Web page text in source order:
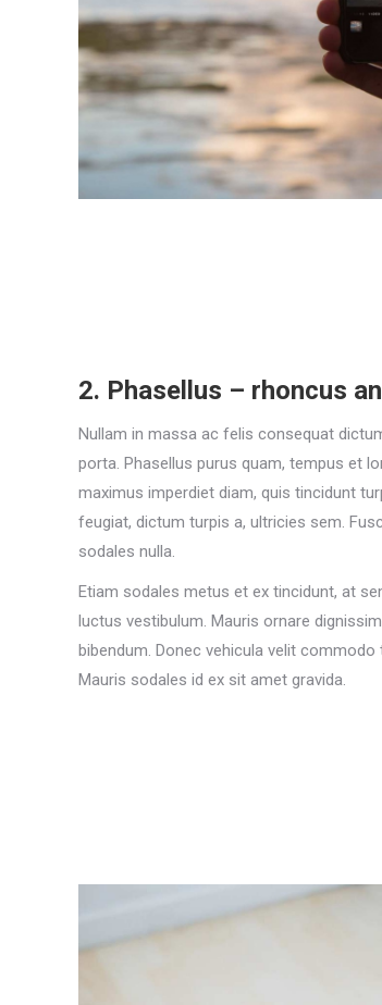
2. Phasellus – rhoncus
Nullam in massa ac felis consequat
porta. Phasellus purus quam, tempus et
maximus imperdiet diam, quis tincidunt
feugiat, dictum turpis a, ultricies sem.
sodales nulla.
Etiam sodales metus et ex tincidunt, at
luctus vestibulum. Mauris ornare
bibendum. Donec vehicula velit
Mauris sodales id ex sit amet gravida.